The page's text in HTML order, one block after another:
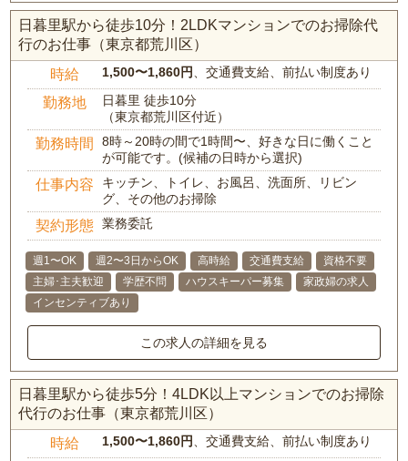
日暮里駅から徒歩10分！2LDKマンションでのお掃除代
行のお仕事（東京都荒川区）
時給 1,500〜1,860円、交通費支給、前払い制度あり
勤務地
日暮里 徒歩10分
（東京都荒川区付近）
勤務時間
8時～20時の間で1時間〜、好きな日に働くこと
が可能です。(候補の日時から選択)
仕事内容
キッチン、トイレ、お風呂、洗面所、リビン
グ、その他のお掃除
契約形態 業務委託
週1〜OK 週2〜3日からOK 高時給 交通費支給
資格不要
主婦･主夫歓迎
学歴不問 ハウスキーパー募集
家政婦の求人
インセンティブあり
この求人の詳細を見る
日暮里駅から徒歩5分！4LDK以上マンションでのお掃除
代行のお仕事（東京都荒川区）
時給 1,500〜1,860円、交通費支給、前払い制度あり